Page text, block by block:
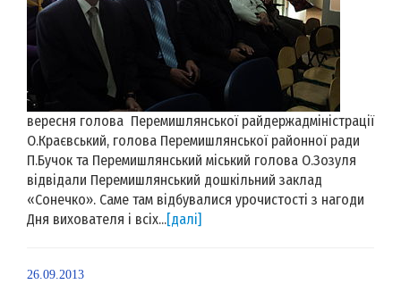
вересня голова Перемишлянської райдержадміністрації
О.Краєвський, голова Перемишлянської районної ради
П.Бучок та Перемишлянський міський голова О.Зозуля
відвідали Перемишлянський дошкільний заклад
«Сонечко». Саме там відбувалися урочистості з нагоди
Дня вихователя і всіх...[далі]
26.09.2013